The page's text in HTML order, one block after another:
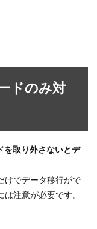
ドのみ対
を取り外さないとデ
けでデータ移行がで
注意が必要です。